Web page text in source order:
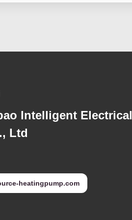
Intelligent Electrical
Ltd
heatingpump.com